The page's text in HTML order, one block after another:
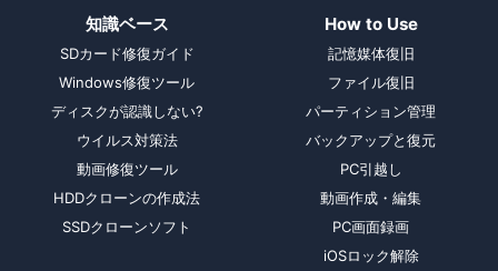
知識ベース
SDカード修復ガイド
Windows修復ツール
ディスクが認識しない?
ウイルス対策法
動画修復ツール
HDDクローンの作成法
SSDクローンソフト
How to Use
記憶媒体復旧
ファイル復旧
パーティション管理
バックアップと復元
PC引越し
動画作成・編集
PC画面録画
iOSロック解除